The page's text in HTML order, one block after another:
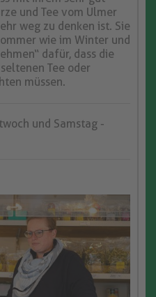
und Tee vom Ulmer
weg zu denken ist. Sie
wie im Winter und
dafür, dass die
Tee oder
müssen.
und Samstag -